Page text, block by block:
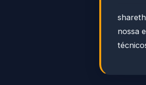
nossa